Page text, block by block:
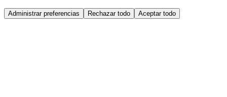
Administrar preferencias Rechazar todo Aceptar todo